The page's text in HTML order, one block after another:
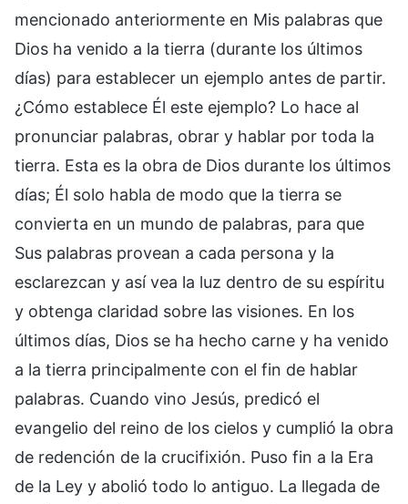
mencionado anteriormente en Mis palabras que
Dios ha venido a la tierra (durante los últimos
días) para establecer un ejemplo antes de partir.
¿Cómo establece Él este ejemplo? Lo hace al
pronunciar palabras, obrar y hablar por toda la
tierra. Esta es la obra de Dios durante los últimos
días; Él solo habla de modo que la tierra se
convierta en un mundo de palabras, para que
Sus palabras provean a cada persona y la
esclarezcan y así vea la luz dentro de su espíritu
y obtenga claridad sobre las visiones. En los
últimos días, Dios se ha hecho carne y ha venido
a la tierra principalmente con el fin de hablar
palabras. Cuando vino Jesús, predicó el
evangelio del reino de los cielos y cumplió la obra
de redención de la crucifixión. Puso fin a la Era
de la Ley y abolió todo lo antiguo. La llegada de